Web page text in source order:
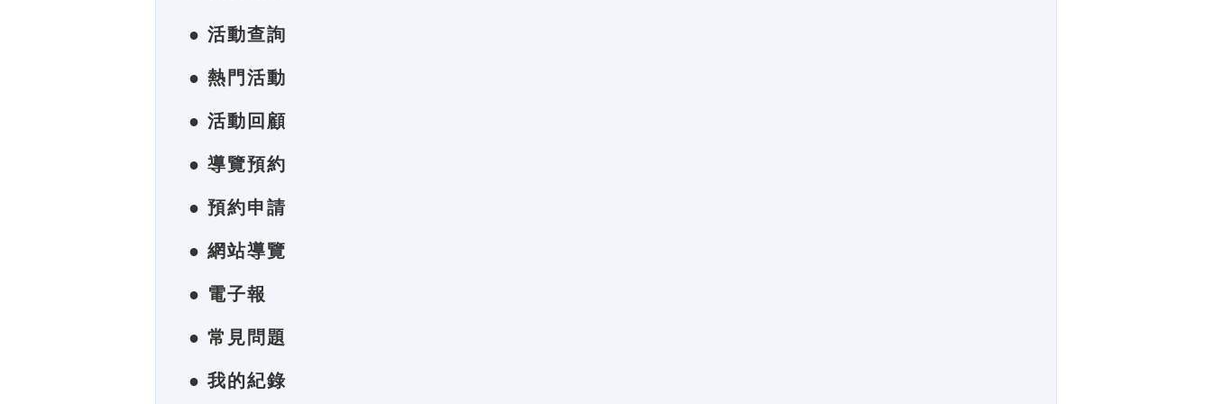
● 活動查詢
● 熱門活動
● 活動回顧
● 導覽預約
● 預約申請
● 網站導覽
● 電子報
● 常見問題
● 我的紀錄